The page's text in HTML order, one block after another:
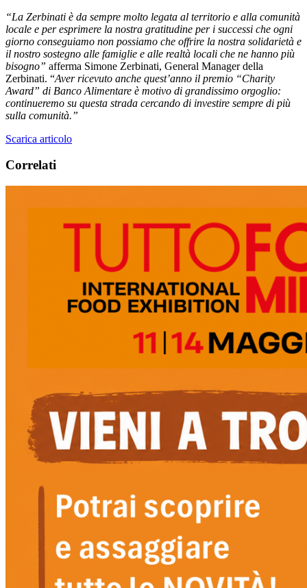
“La Zerbinati è da sempre molto legata al territorio e alla comunità
locale e per esprimere la nostra gratitudine per i successi che ogni
giorno conseguiamo non possiamo che offrire la nostra solidarietà e
il nostro sostegno alle famiglie e alle realtà locali che ne hanno più
bisogno” afferma Simone Zerbinati, General Manager della
Zerbinati. “Aver ricevuto anche quest’anno il premio “Charity
Award” di Banco Alimentare è motivo di grandissimo orgoglio:
continueremo su questa strada cercando di investire sempre di più
sulla comunità.”
Scarica articolo
Correlati